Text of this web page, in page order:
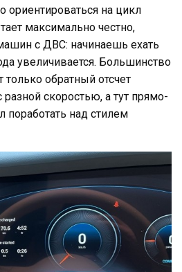
ориентироваться на цикл
максимально честно,
с ДВС: начинаешь ехать
увеличивается. Большинство
обратный отсчет
разной скоростью, а тут прямо-
поработать над стилем